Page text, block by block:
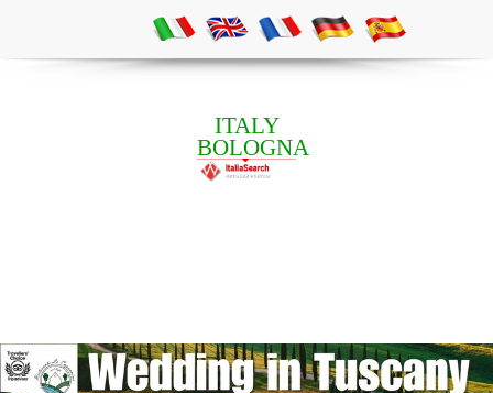
ITALY
BOLOGNA